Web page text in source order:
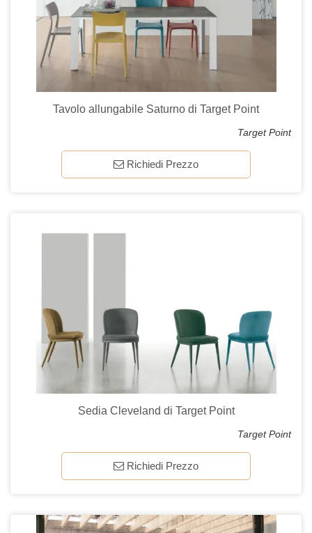
Tavolo allungabile Saturno di Target Point
Target Point
Richiedi Prezzo
Sedia Cleveland di Target Point
Target Point
Richiedi Prezzo